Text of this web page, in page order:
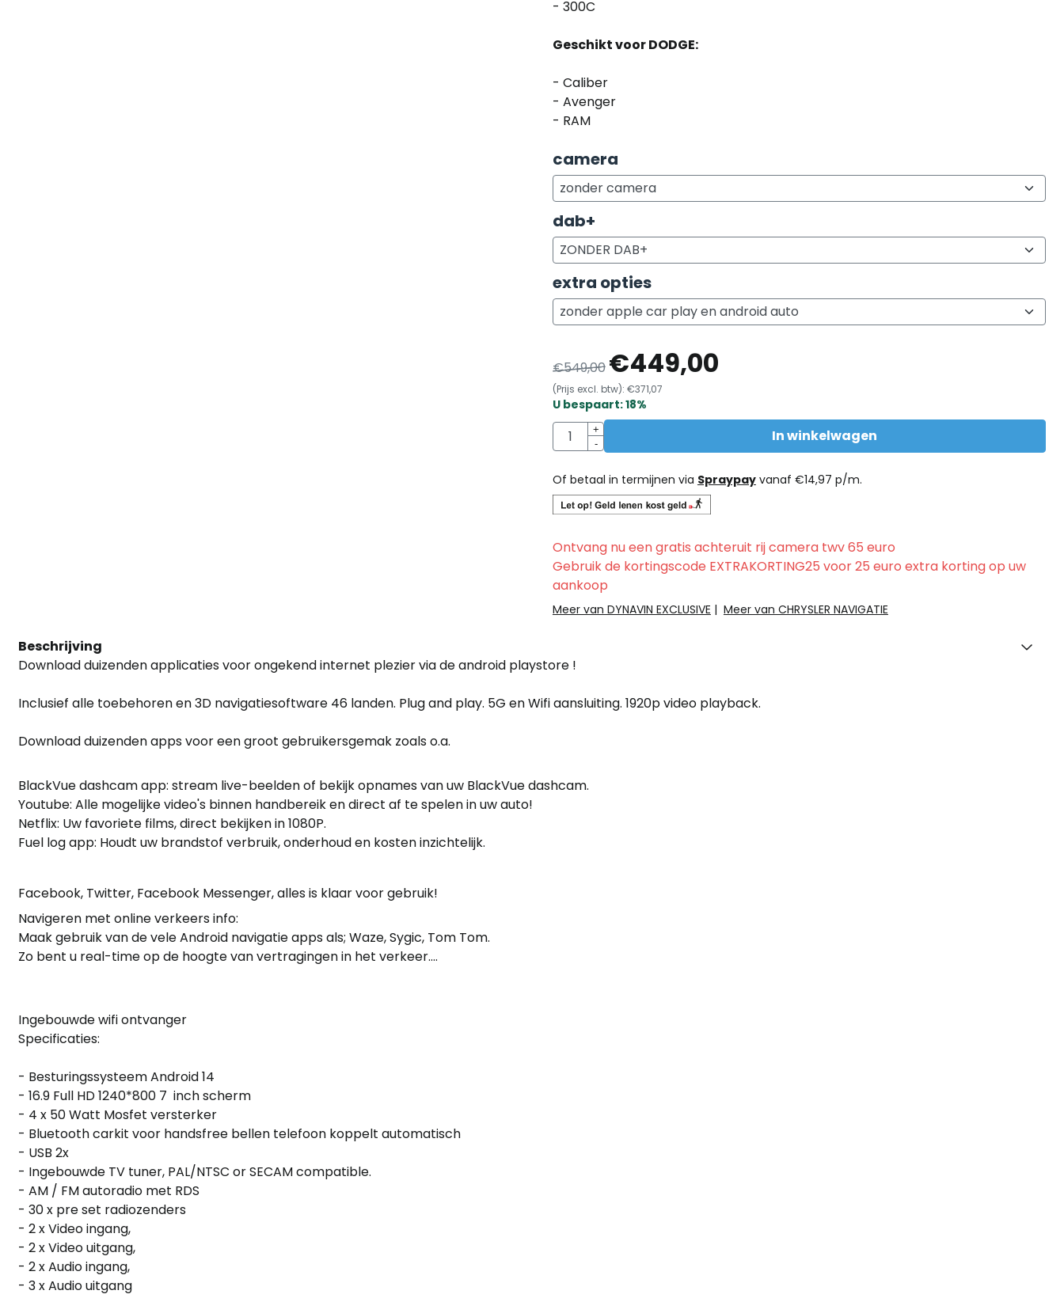
- 300C
Geschikt voor DODGE:
- Caliber
- Avenger
- RAM
camera
dab+
extra opties
€549,00 €449,00
(Prijs excl. btw): €371,07
U bespaart:18%
Aantal
+
-
In winkelwagen
Of betaal in termijnen via Spraypayvanaf €14,97 p/m.
Ontvang nu een gratis achteruit rij camera twv 65 euro
Gebruik de kortingscode EXTRAKORTING25 voor 25 euro extra korting op uw
aankoop
Meer van DYNAVIN EXCLUSIVE | Meer van CHRYSLER NAVIGATIE
Beschrijving
Download duizenden applicaties voor ongekend internet plezier via de android playstore !
Inclusief alle toebehoren en 3D navigatiesoftware 46 landen. Plug and play. 5G en Wifi aansluiting. 1920p video playback.
Download duizenden apps voor een groot gebruikersgemak zoals o.a.
BlackVue dashcam app: stream live-beelden of bekijk opnames van uw BlackVue dashcam.
Youtube: Alle mogelijke video's binnen handbereik en direct af te spelen in uw auto!
Netflix: Uw favoriete films, direct bekijken in 1080P.
Fuel log app: Houdt uw brandstof verbruik, onderhoud en kosten inzichtelijk.
Facebook, Twitter, Facebook Messenger, alles is klaar voor gebruik!
Navigeren met online verkeers info:
Maak gebruik van de vele Android navigatie apps als; Waze, Sygic, Tom Tom.
Zo bent u real-time op de hoogte van vertragingen in het verkeer....
Ingebouwde wifi ontvanger
Specificaties:
- Besturingssysteem Android 14
- 16.9 Full HD 1240*800 7 inch scherm
- 4 x 50 Watt Mosfet versterker
- Bluetooth carkit voor handsfree bellen telefoon koppelt automatisch
- USB 2x
- Ingebouwde TV tuner, PAL/NTSC or SECAM compatible.
- AM / FM autoradio met RDS
- 30 x pre set radiozenders
- 2 x Video ingang,
- 2 x Video uitgang,
- 2 x Audio ingang,
- 3 x Audio uitgang